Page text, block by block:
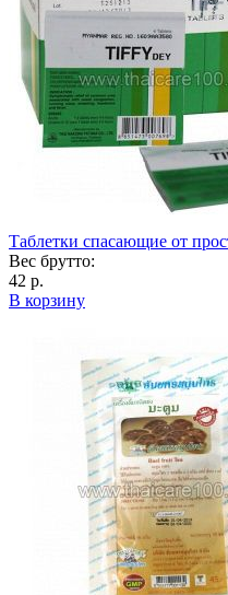
Таблетки спасающие от
Вес брутто:
42 р.
В корзину